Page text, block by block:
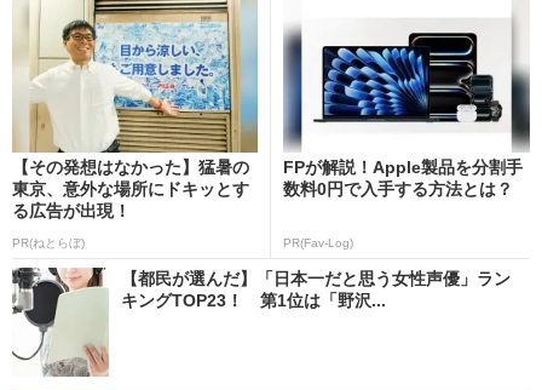
【その発想はなかった】猛暑の
東京、意外な場所にドキッとす
る広告が出現！
PR(ねとらぼ)
FPが解説！Apple製品を分割手
数料0円で入手する方法とは？
PR(Fav-Log)
【都民が選んだ】「日本一だと思う女性声優」ラン
キングTOP23！ 第1位は「野沢...